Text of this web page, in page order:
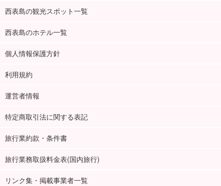
西表島の観光スポット一覧
西表島のホテル一覧
個人情報保護方針
利用規約
運営者情報
特定商取引法に関する表記
旅行業約款・条件書
旅行業務取扱料金表(国内旅行)
リンク集・掲載事業者一覧